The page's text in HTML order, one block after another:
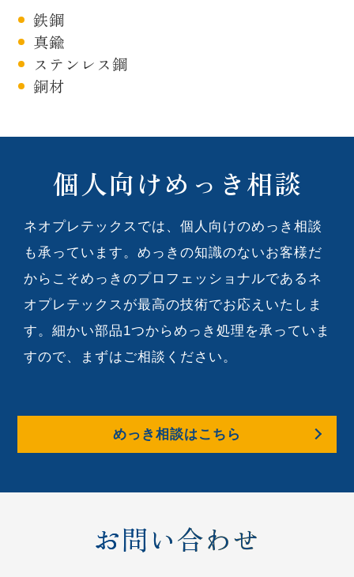
鉄鋼
真鍮
ステンレス鋼
銅材
個人向けめっき相談
ネオプレテックスでは、個人向けのめっき相談
も承っています。めっきの知識のないお客様だ
からこそめっきのプロフェッショナルであるネ
オプレテックスが最高の技術でお応えいたしま
す。細かい部品1つからめっき処理を承っていま
すので、まずはご相談ください。
めっき相談はこちら
お問い合わせ